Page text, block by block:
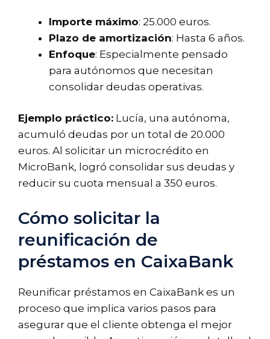
Importe máximo: 25.000 euros.
Plazo de amortización: Hasta 6 años.
Enfoque: Especialmente pensado
para autónomos que necesitan
consolidar deudas operativas.
Ejemplo práctico: Lucía, una autónoma,
acumuló deudas por un total de 20.000
euros. Al solicitar un microcrédito en
MicroBank, logró consolidar sus deudas y
reducir su cuota mensual a 350 euros.
Cómo solicitar la
reunificación de
préstamos en CaixaBank
Reunificar préstamos en CaixaBank es un
proceso que implica varios pasos para
asegurar que el cliente obtenga el mejor